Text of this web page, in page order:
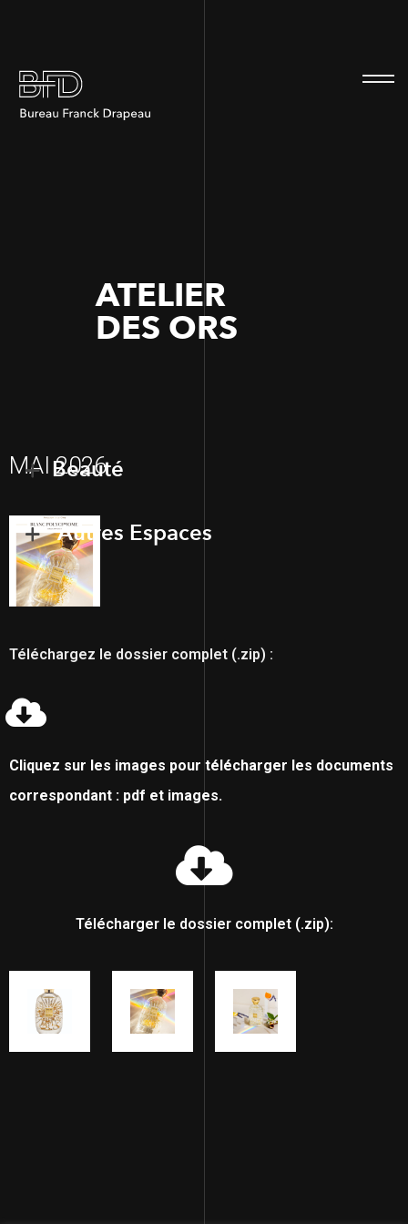
ATELIER
DES ORS
MAI 2026
Beauté
Autres Espaces
Téléchargez le dossier complet (.zip) :
Cliquez sur les images pour télécharger les documents
correspondant : pdf et images.
Télécharger le dossier complet (.zip):